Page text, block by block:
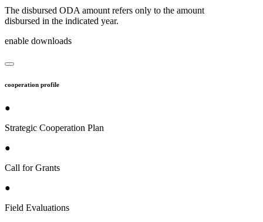
The disbursed ODA amount refers only to the amount
disbursed in the indicated year.
enable downloads
cooperation profile
●
Strategic Cooperation Plan
●
Call for Grants
●
Field Evaluations